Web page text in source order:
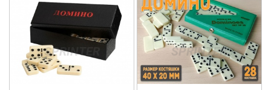
SPRINTER SPRINTER